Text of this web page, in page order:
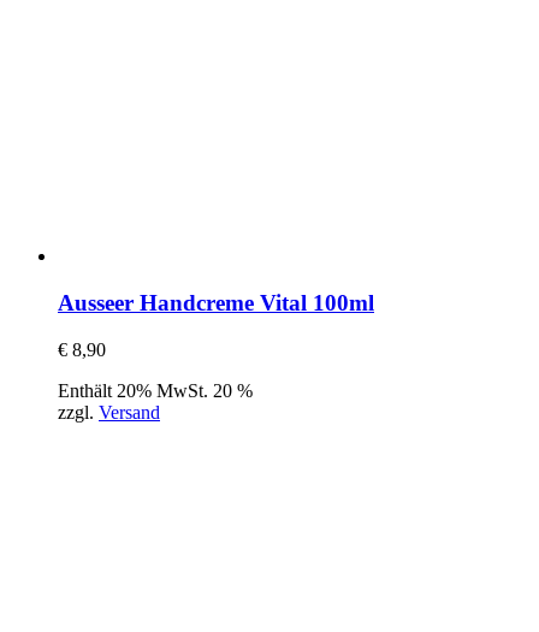
Ausseer Handcreme Vital 100ml
€ 8,90
Enthält 20% MwSt. 20 %
zzgl. Versand